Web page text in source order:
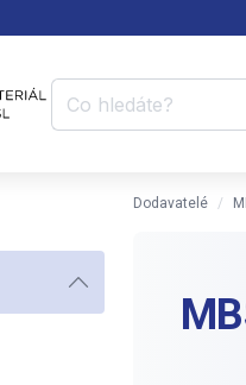
Dodavatelé